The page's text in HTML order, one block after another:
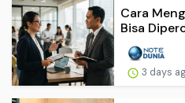
Cara
Bisa
3 days